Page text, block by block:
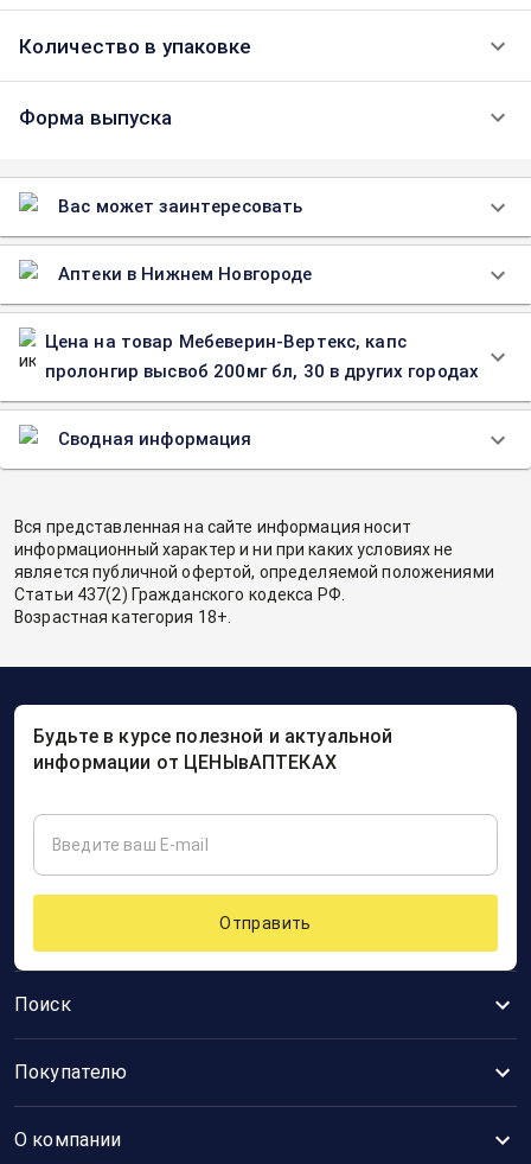
Количество в упаковке
Форма выпуска
Вас может заинтересовать
Аптеки в Нижнем Новгороде
Цена на товар Мебеверин-Вертекс, капс
пролонгир высвоб 200мг бл, 30 в других городах
Сводная информация
Вся представленная на сайте информация носит
информационный характер и ни при каких условиях не
является публичной офертой, определяемой положениями
Статьи 437(2) Гражданского кодекса РФ.
Возрастная категория 18+.
Поиск
Покупателю
О компании
Будьте в курсе полезной и актуальной
информации от ЦЕНЫвАПТЕКАХ
Отправить